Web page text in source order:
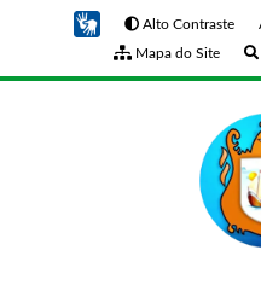
Alto Contraste
Mapa do Site